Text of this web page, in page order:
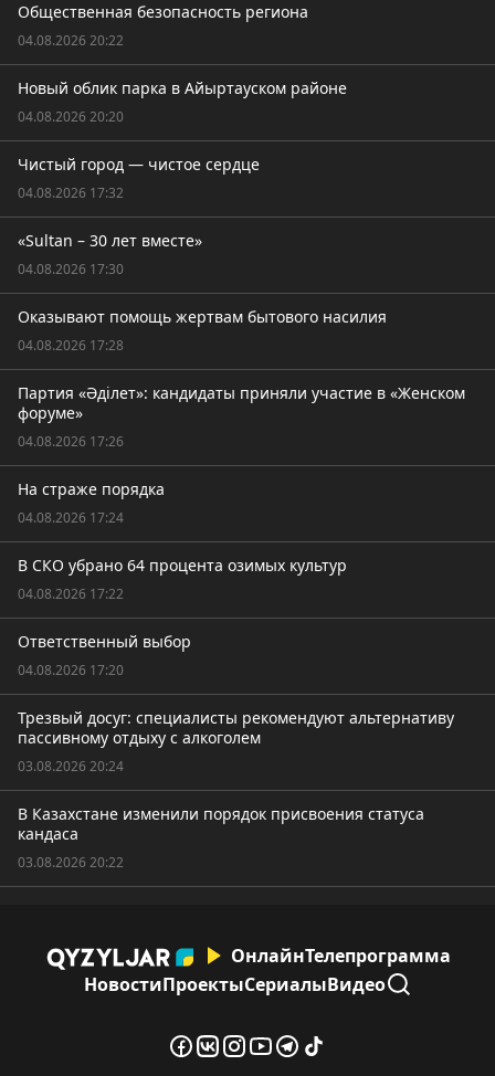
Общественная безопасность региона
04.08.2026 20:22
Новый облик парка в Айыртауском районе
04.08.2026 20:20
Чистый город — чистое сердце
04.08.2026 17:32
«Sultan – 30 лет вместе»
04.08.2026 17:30
Оказывают помощь жертвам бытового насилия
04.08.2026 17:28
Партия «Әділет»: кандидаты приняли участие в «Женском
форуме»
04.08.2026 17:26
На страже порядка
04.08.2026 17:24
В СКО убрано 64 процента озимых культур
04.08.2026 17:22
Ответственный выбор
04.08.2026 17:20
Трезвый досуг: специалисты рекомендуют альтернативу
пассивному отдыху с алкоголем
03.08.2026 20:24
В Казахстане изменили порядок присвоения статуса
кандаса
03.08.2026 20:22
ОнлайнТелепрограмма
НовостиПроектыСериалыВидео